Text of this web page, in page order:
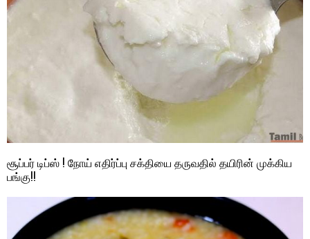
சூப்பர் டிப்ஸ் ! நோய் எதிர்ப்பு சக்தியை தருவதில் தயிரின் முக்கிய
பங்கு!!